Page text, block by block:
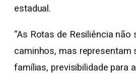
estadual.
“As Rotas de Resiliência
caminhos, mas representam
famílias, previsibilidade para